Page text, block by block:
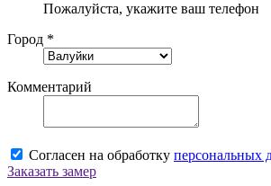
Пожалуйста, укажите ваш телефон
Город *
Комментарий
Согласен на обработку персональных
Заказать замер